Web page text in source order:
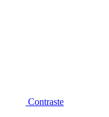
Contraste